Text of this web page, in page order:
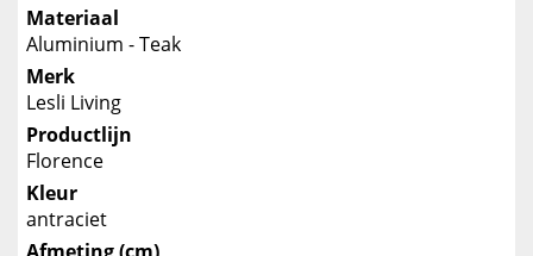
Materiaal
Aluminium - Teak
Merk
Lesli Living
Productlijn
Florence
Kleur
antraciet